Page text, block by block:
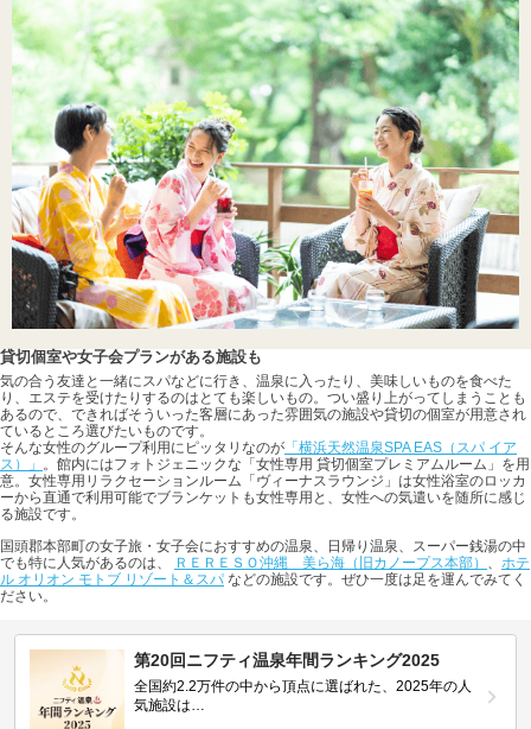
貸切個室や女子会プランがある施設も
気の合う友達と一緒にスパなどに行き、温泉に入ったり、美味しいものを食べた
り、エステを受けたりするのはとても楽しいもの。つい盛り上がってしまうことも
あるので、できればそういった客層にあった雰囲気の施設や貸切の個室が用意され
ているところ選びたいものです。
そんな女性のグループ利用にピッタリなのが 「横浜天然温泉SPA EAS（スパ イア
ス）」 。館内にはフォトジェニックな「女性専用 貸切個室プレミアムルーム」を用
意。女性専用リラクセーションルーム「ヴィーナスラウンジ」は女性浴室のロッカ
ーから直通で利用可能でブランケットも女性専用と、女性への気遣いを随所に感じ
る施設です。
国頭郡本部町の女子旅・女子会におすすめの温泉、日帰り温泉、スーパー銭湯の中
でも特に人気があるのは、
ＲＥＲＥＳＯ沖縄 美ら海（旧カノープス本部） 、 ホテ
ル オリオン モトブ リゾート＆スパ などの施設です。ぜひ一度は足を運んでみてく
ださい。
第20回ニフティ温泉年間ランキング2025
全国約2.2万件の中から頂点に選ばれた、2025年の人
気施設は…